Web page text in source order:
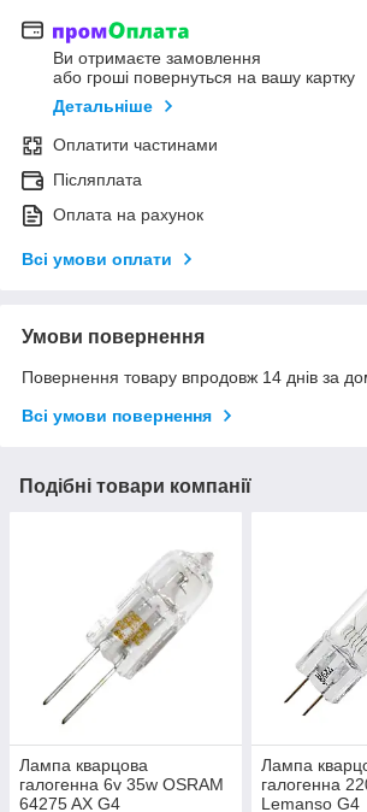
Ви отримаєте замовлення
або гроші повернуться на вашу картку
Детальніше
Оплатити частинами
Післяплата
Оплата на рахунок
Всі умови оплати
Умови повернення
Повернення товару впродовж 14 днів за
Всі умови повернення
Подібні товари компанії
Лампа кварцова
галогенна 6v 35w OSRAM
64275 AX G4
Лампа
галогенна
Lemanso G4